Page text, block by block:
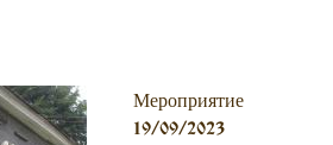
Мероприятие
19/09/2023